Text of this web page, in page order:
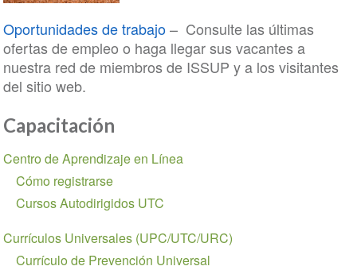
Oportunidades de trabajo– Consulte las últimas
ofertas de empleo o haga llegar sus vacantes a
nuestra red de miembros de ISSUP y a los visitantes
del sitio web.
Capacitación
Section
navigation
Centro de Aprendizaje en Línea
Cómo registrarse
Cursos Autodirigidos UTC
Currículos Universales (UPC/UTC/URC)
Currículo de Prevención Universal